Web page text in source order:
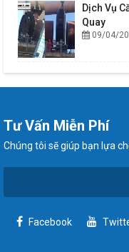
Dịch Vụ
Quay
09/04/
Tư Vấn Miễn Phí
Chúng tôi sẽ giúp bạn lựa
Facebook